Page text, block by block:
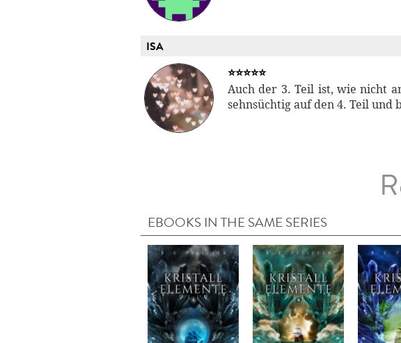
ISA
⭐⭐⭐⭐⭐
Auch der 3. Teil ist, wie nicht
sehnsüchtig auf den 4. Teil und
EBOOKS IN THE SAME SERIES